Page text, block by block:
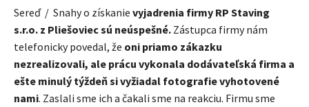
Sereď / Snahy o získanie vyjadrenia firmy RP Staving
s.r.o. z Pliešoviec sú neúspešné. Zástupca firmy nám
telefonicky povedal, že oni priamo zákazku
nezrealizovali, ale prácu vykonala dodávateľská firma a
ešte minulý týždeň si vyžiadal fotografie vyhotovené
nami. Zaslali sme ich a čakali sme na reakciu. Firmu sme